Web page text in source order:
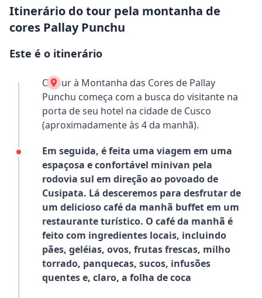
Itinerário do tour pela montanha de
cores Pallay Punchu
Este é o itinerário
O tour à Montanha das Cores de Pallay
Punchu começa com a busca do visitante na
porta de seu hotel na cidade de Cusco
(aproximadamente às 4 da manhã).
Em seguida, é feita uma viagem em uma
espaçosa e confortável minivan pela
rodovia sul em direção ao povoado de
Cusipata. Lá desceremos para desfrutar de
um delicioso café da manhã buffet em um
restaurante turístico. O café da manhã é
feito com ingredientes locais, incluindo
pães, geléias, ovos, frutas frescas, milho
torrado, panquecas, sucos, infusões
quentes e, claro, a folha de coca